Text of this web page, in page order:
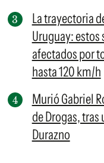
La trayectoria
Uruguay:
afectados por
hasta 120 km/h
Murió Gabriel
de Drogas,
Durazno